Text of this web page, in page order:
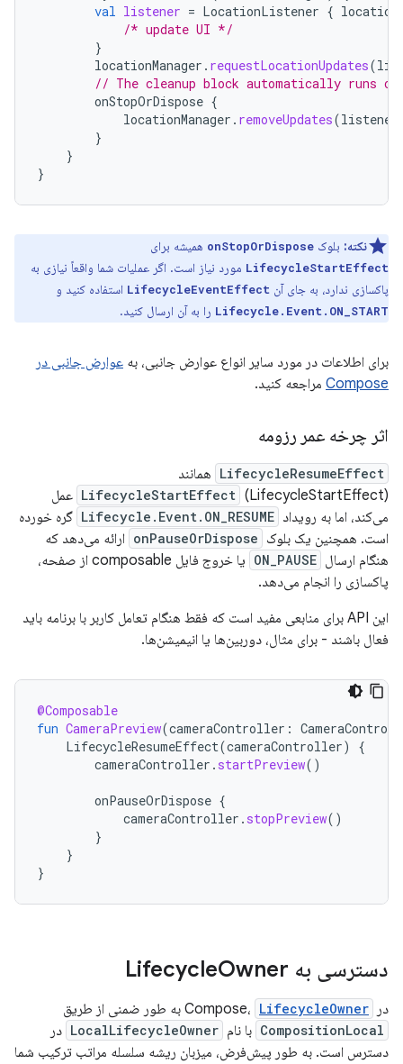
val listener = LocationListener { location
/* update UI */
}
locationManager . requestLocationUpdates(
// The cleanup block automatically runs on
onStopOrDispose {
locationManager . removeUpdates(listener
}
}
}
نکته: بلوک onStopOrDispose همیشه برای
LifecycleStartEffect مورد نیاز است. اگر عملیات شما واقعاً نیازی به
پاکسازی ندارد، به جای آن LifecycleEventEffect استفاده کنید و
Lifecycle.Event.ON_START را به آن ارسال کنید.
برای اطلاعات در مورد سایر انواع عوارض جانبی، به عوارض جانبی در
Compose مراجعه کنید.
اثر چرخه عمر رزومه
LifecycleResumeEffect همانند
LifecycleStartEffect (LifecycleStartEffect) عمل
می‌کند، اما به رویداد Lifecycle.Event.ON_RESUME گره خورده
است. همچنین یک بلوک onPauseOrDispose ارائه می‌دهد که
هنگام ارسال ON_PAUSE
یا خروج فایل composable از صفحه،
پاکسازی را انجام می‌دهد.
این API برای منابعی مفید است که فقط هنگام تعامل کاربر با برنامه باید
فعال باشند - برای مثال، دوربین‌ها یا انیمیشن‌ها.
@Composable
fun CameraPreview(cameraController :
LifecycleResumeEffect(cameraController)
{
cameraController . startPreview()
onPauseOrDispose {
cameraController . stopPreview()
}
}
}
دسترسی به Lifecycle Owner
در Compose، LifecycleOwner به طور ضمنی از طریق
CompositionLocal با نام LocalLifecycleOwner در
دسترس است. به طور پیش‌فرض، میزبان ریشه سلسله مراتب ترکیب شما